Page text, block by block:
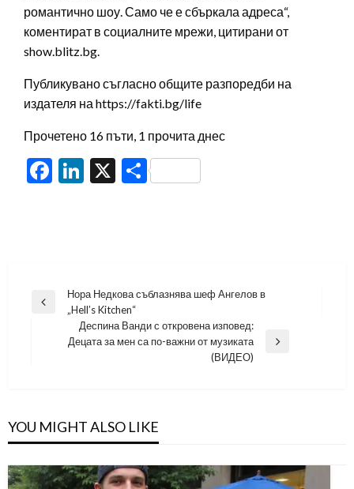
романтично шоу. Само че е сбъркала адреса“,
коментират в социалните мрежи, цитирани от
show.blitz.bg.
Публикувано съгласно общите разпоредби на
издателя на https://fakti.bg/life
Прочетено 16 пъти, 1 прочита днес
Facebook
LinkedIn
X Share
Навигация
Previous
Нора Недкова съблазнява шеф Ангелов в
„Hell’s Kitchen“
Next
Деспина Ванди с откровена изповед:
Децата за мен са по-важни от музиката
(ВИДЕО)
YOU MIGHT ALSO LIKE